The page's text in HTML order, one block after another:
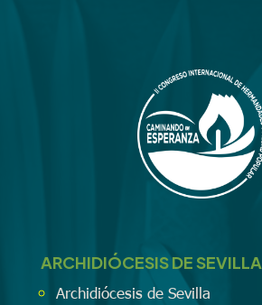
ARCHIDIÓCESIS DE SEVILLA
Archidiócesis de Sevilla